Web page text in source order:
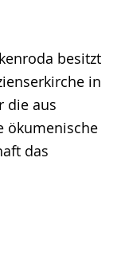
besitzt
in
die aus
ökumenische
das